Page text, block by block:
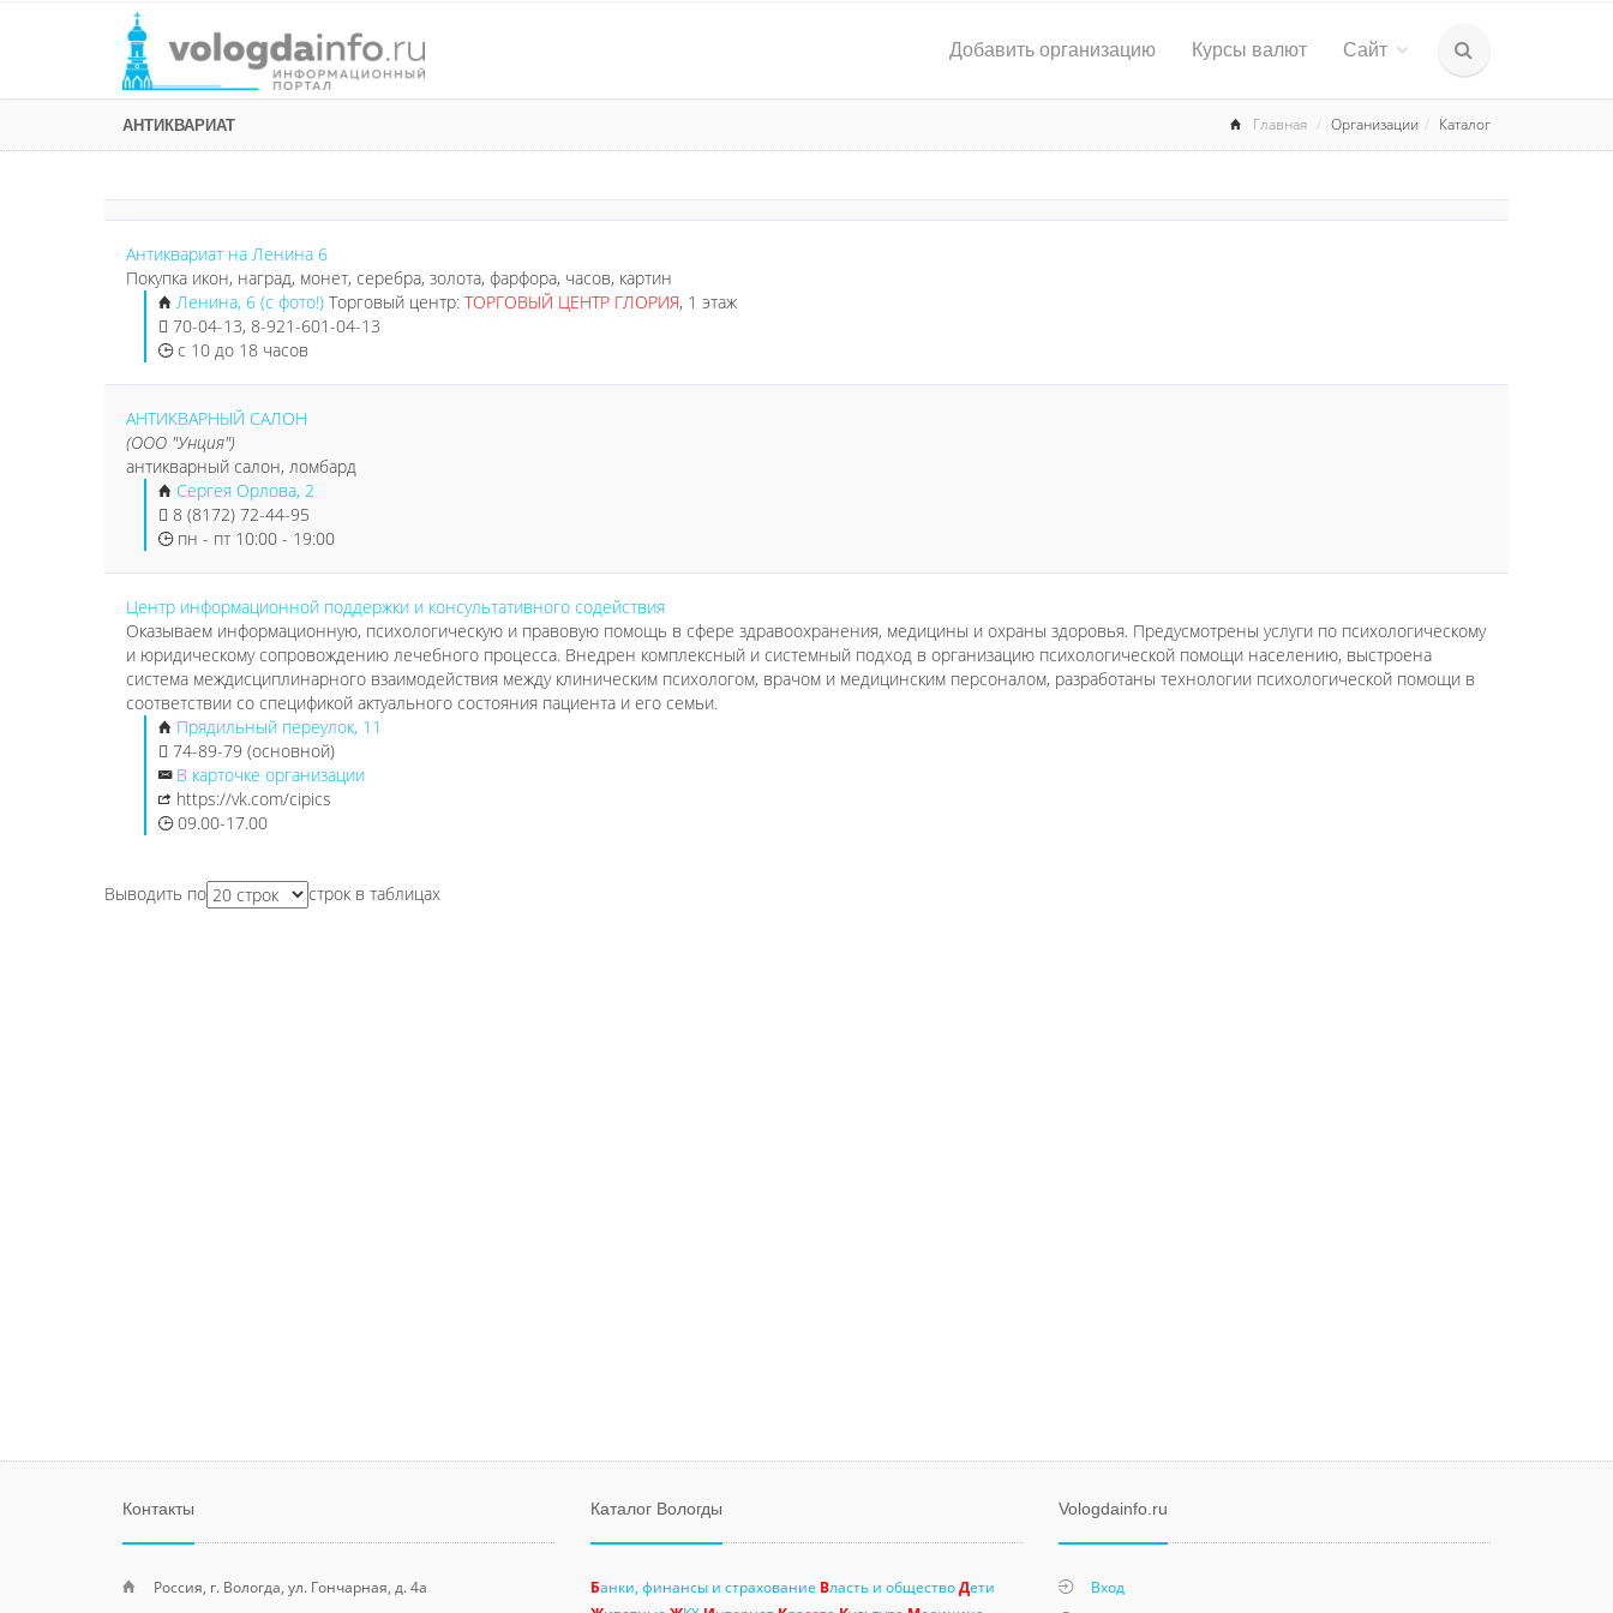
Добавить организацию Курсы валют Сайт
АНТИКВАРИАТ Главная Организации Каталог
Антиквариат на Ленина 6
Покупка икон, наград, монет, серебра, золота, фарфора, часов, картин
Ленина, 6 (с фото!) Торговый центр: ТОРГОВЫЙ ЦЕНТР ГЛОРИЯ, 1 этаж
70-04-13, 8-921-601-04-13
с 10 до 18 часов
АНТИКВАРНЫЙ САЛОН
(ООО "Унция")
антикварный салон, ломбард
Сергея Орлова, 2
8 (8172) 72-44-95
пн - пт 10:00 - 19:00
Центр информационной поддержки и консультативного содействия
Оказываем информационную, психологическую и правовую помощь в сфере здравоохранения, медицины и охраны здоровья. Предусмотрены услуги по психологическому
и юридическому сопровождению лечебного процесса. Внедрен комплексный и системный подход в организацию психологической помощи населению, выстроена
система междисциплинарного взаимодействия между клиническим психологом, врачом и медицинским персоналом, разработаны технологии психологической помощи в
соответствии со спецификой актуального состояния пациента и его семьи.
Прядильный переулок, 11
74-89-79 (основной)
В карточке организации
https://vk.com/cipics
09.00-17.00
Выводить по строк в таблицах
Контакты
Россия, г. Вологда, ул. Гончарная, д. 4а
Каталог Вологды
Банки, финансы и страхование Власть и обществоДети
Vologdainfo.ru
Вход